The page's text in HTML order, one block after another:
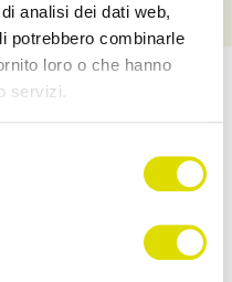
analisi dei dati web,
potrebbero combinarle
loro o che hanno
servizi.
cookie-
gratis, nella sua